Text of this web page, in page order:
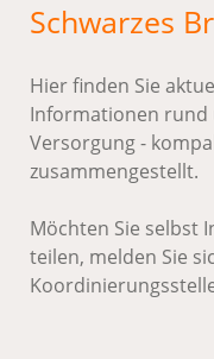
Schwarzes
Hier finden Sie
Informationen rund
Versorgung -
zusammengestellt.
Möchten Sie selbst
teilen, melden Sie